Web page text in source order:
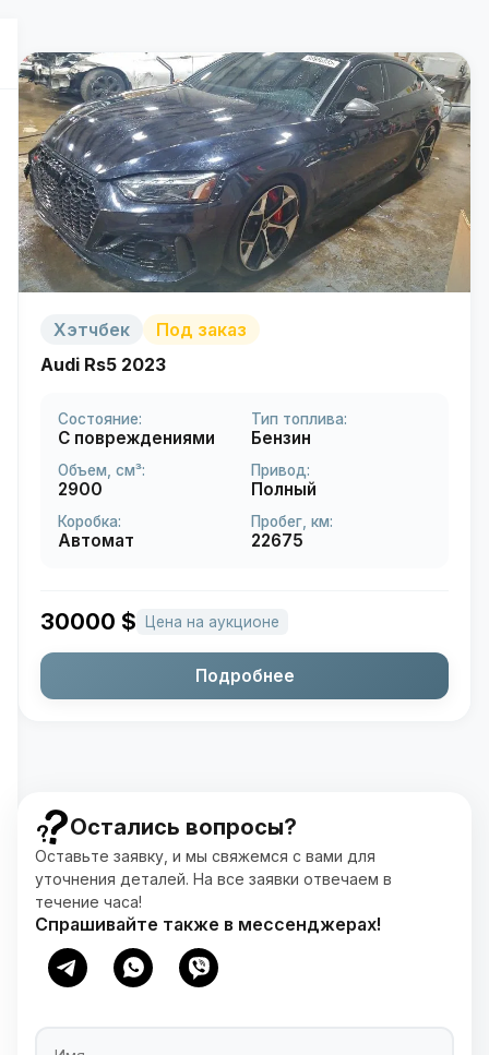
Хэтчбек
Под заказ
Audi Rs5 2023
Состояние:
С повреждениями
Тип топлива:
Бензин
Объем, см³:
2900
Привод:
Полный
Коробка:
Автомат
Пробег, км:
22675
30000 $ Цена на аукционе
Подробнее
Остались вопросы?
Оставьте заявку, и мы свяжемся с вами для
уточнения деталей. На все заявки отвечаем в
течение часа!
Спрашивайте также в мессенджерах!